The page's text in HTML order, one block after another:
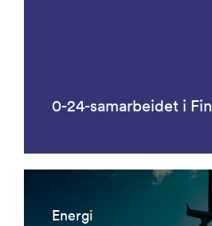
0-24-samarbeidet i
Energi